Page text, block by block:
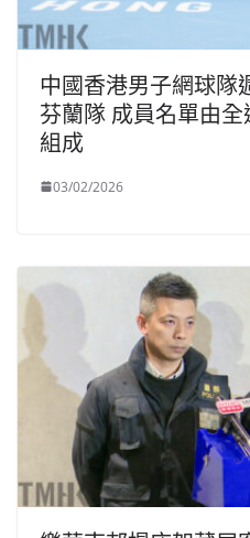
中國香港男子網球隊
芬蘭隊 成員名單由
組成
03/02/2026